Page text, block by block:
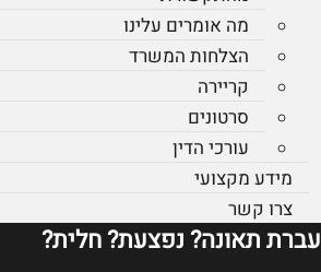
מה אומרים עלינו
הצלחות המשרד
קריירה
סרטונים
עורכי הדין
מידע מקצועי
צרו קשר
עברת תאונה? נפצעת? חלית?​